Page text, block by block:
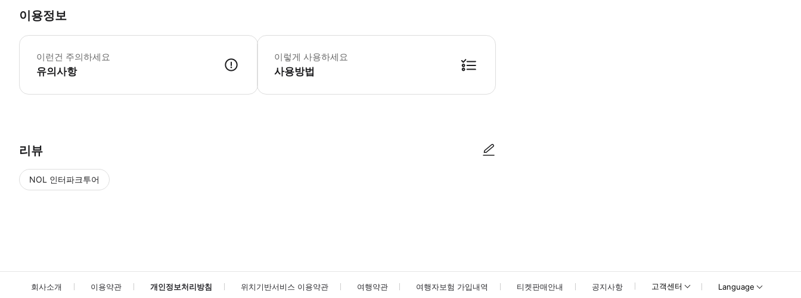
이용정보
이런건 주의하세요
유의사항
▶ 꼭 알아두세요 * 스틸레토를 착용하지 마십시오 * 여행 가방은 대기실에 두셔도 됩니다.
이렇게 사용하세요
사용방법
리뷰
NOL 인터파크투어
회사소개 이용약관 개인정보처리방침 위치기반서비스 이용약관 여행약관 여행자보험 가입내역 티켓판매안내 공지사항 고객센터 Language